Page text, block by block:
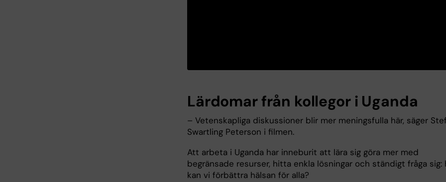
Lärdomar från kollegor i Uganda
– Vetenskapliga diskussioner blir mer meningsfulla här, säger
Swartling Peterson i filmen.
Att arbeta i Uganda har inneburit att lära sig göra mer med
begränsade resurser, hitta enkla lösningar och ständigt fråga sig:
kan vi förbättra hälsan för alla?